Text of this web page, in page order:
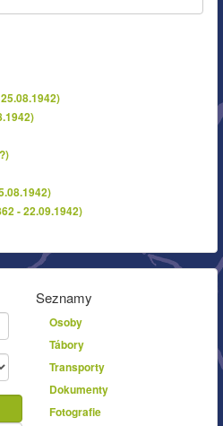
- 22.09.1942)
Seznamy
Osoby
Tábory
Transporty
Dokumenty
Fotografie